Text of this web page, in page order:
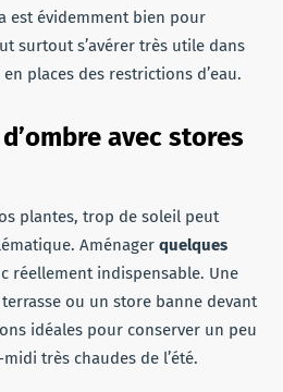
est évidemment bien pour
surtout s’avérer très utile dans
places des restrictions d’eau.
avec stores
plantes, trop de soleil peut
Aménager quelques
réellement indispensable. Une
ou un store banne devant
idéales pour conserver un peu
très chaudes de l’été.